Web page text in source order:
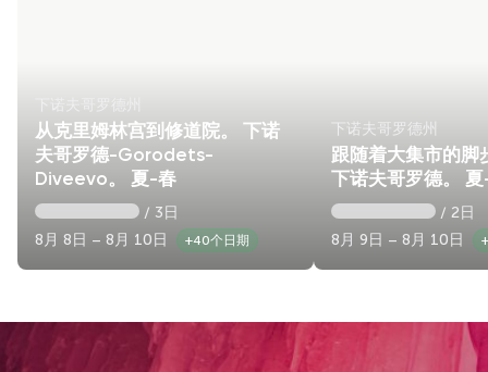
下诺夫哥罗德州
从克里姆林宫到修道院。 下诺
夫哥罗德-Gorodets-
Diveevo。 夏-春
/ 3日
8月 8日 – 8月 10日
+40个日期
下诺夫哥罗德州
跟随着大集市的脚
下诺夫哥罗德。
/ 2日
8月 9日 – 8月 10日